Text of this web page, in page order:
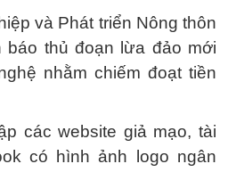
và Phát triển Nông thôn
báo thủ đoạn lừa đảo mới
nhằm chiếm đoạt tiền
các website giả mạo, tài
có hình ảnh logo ngân